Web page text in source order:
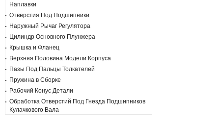
Наплавки
Отверстия Под Подшипники
Наружный Рычаг Регулятора
Цилиндр Основного Плунжера
Крышка и Фланец
Верхняя Половина Модели Корпуса
Пазы Под Пальцы Толкателей
Пружина в Сборке
Рабочий Конус Детали
Обработка Отверстий Под Гнезда Подшипников
Кулачкового Вала